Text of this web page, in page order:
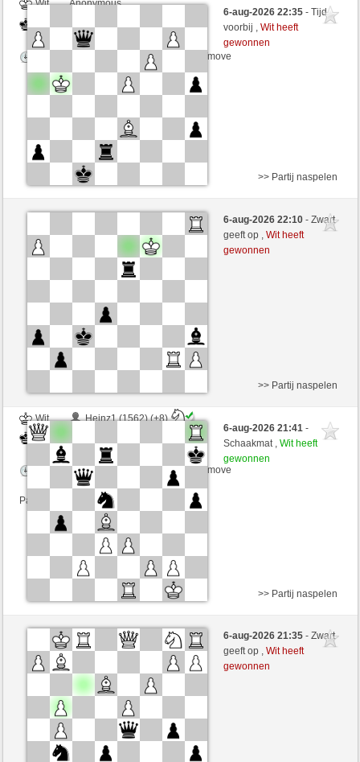
Wit
Anonymous
Speelduur: 5 minutes/side + 8 seconds/move
6-aug-2026 22:35- Tijd
voorbij ,Wit heeft
gewonnen
Wit
ACF1234 (1508) (+9)
Speelduur: 5 minutes/side + 0 seconds/move
>> Partij naspelen
6-aug-2026 22:10- Zwart
geeft op ,Wit heeft
gewonnen
Wit
Heinz1 (1562) (+8)
Zwart
Speelduur: 9 minutes/side + 8 seconds/move
Partij telt mee voor de ranglijst
>> Partij naspelen
6-aug-2026 21:41-
Schaakmat ,Wit heeft
gewonnen
Zwart
KerlKerl (1374) (-18)
Tag97 (1339) (+18)
Speelduur: 10 minutes/side + 6 seconds/move
Partij telt mee voor de ranglijst
>> Partij naspelen
6-aug-2026 21:35- Zwart
geeft op ,Wit heeft
gewonnen